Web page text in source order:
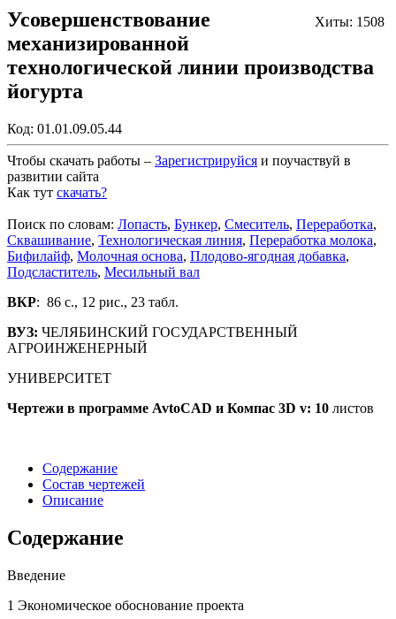
Хиты: 1508
Усовершенствование
механизированной
технологической линии производства
йогурта
Код: 01.01.09.05.44
Чтобы скачать работы – Зарегистрируйся и поучаствуй в
развитии сайта
Как тут скачать?
Поиск по словам: Лопасть, Бункер, Смеситель, Переработка,
Сквашивание, Технологическая линия, Переработка молока,
Бифилайф, Молочная основа, Плодово-ягодная добавка,
Подсластитель, Месильный вал
ВКР: 86 с., 12 рис., 23 табл.
ВУЗ: ЧЕЛЯБИНСКИЙ ГОСУДАРСТВЕННЫЙ
АГРОИНЖЕНЕРНЫЙ
УНИВЕРСИТЕТ
Чертежи в программе AvtoCAD и Компас 3D v: 10 листов
Содержание
Состав чертежей
Описание
Содержание
Введение
1 Экономическое обоснование проекта